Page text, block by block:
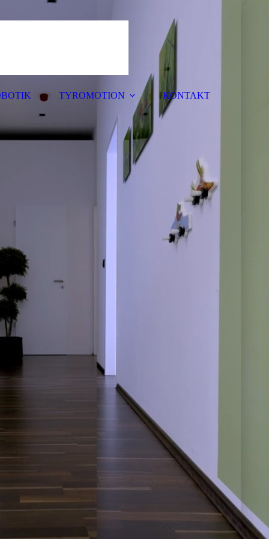
TYROMOTION KONTAKT